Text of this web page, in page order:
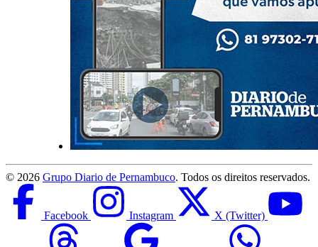
© 2026 Grupo Diario de Pernambuco. Todos os direitos reservados.
Facebook Instagram X (Twitter)